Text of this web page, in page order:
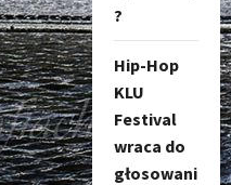
?
Hip-Hop
KLU
Festival
wraca do
głosowani